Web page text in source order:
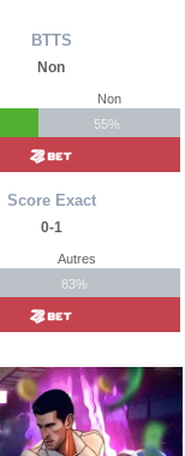
BTTS
Non
Non
55%
Score Exact
0-1
Autres
83%